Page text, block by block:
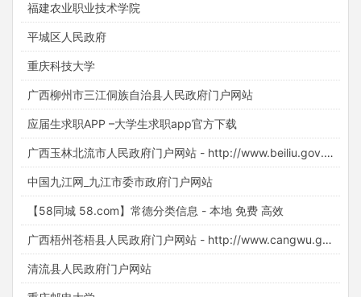
福建农业职业技术学院
平城区人民政府
重庆科技大学
广西柳州市三江侗族自治县人民政府门户网站
应届生求职APP –大学生求职app官方下载
广西玉林北流市人民政府门户网站 - http://www.beiliu.gov.cn/
中国九江网_九江市委市政府门户网站
【58同城 58.com】常德分类信息 - 本地 免费 高效
广西梧州苍梧县人民政府门户网站 - http://www.cangwu.gov.cn/
清流县人民政府门户网站